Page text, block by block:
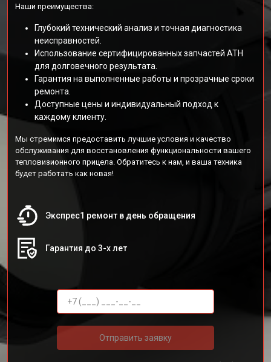
Наши преимущества:
Глубокий технический анализ и точная диагностика
неисправностей.
Использование сертифицированных запчастей АТН
для долговечного результата.
Гарантия на выполненные работы и прозрачные сроки
ремонта.
Доступные цены и индивидуальный подход к
каждому клиенту.
Мы стремимся предоставить лучшие условия и качество
обслуживания для восстановления функциональности вашего
тепловизионного прицела. Обратитесь к нам, и ваша техника
будет работать как новая!
Экспрес1 ремонт в день обращения
Гарантия до 3-х лет
Отправить заявку